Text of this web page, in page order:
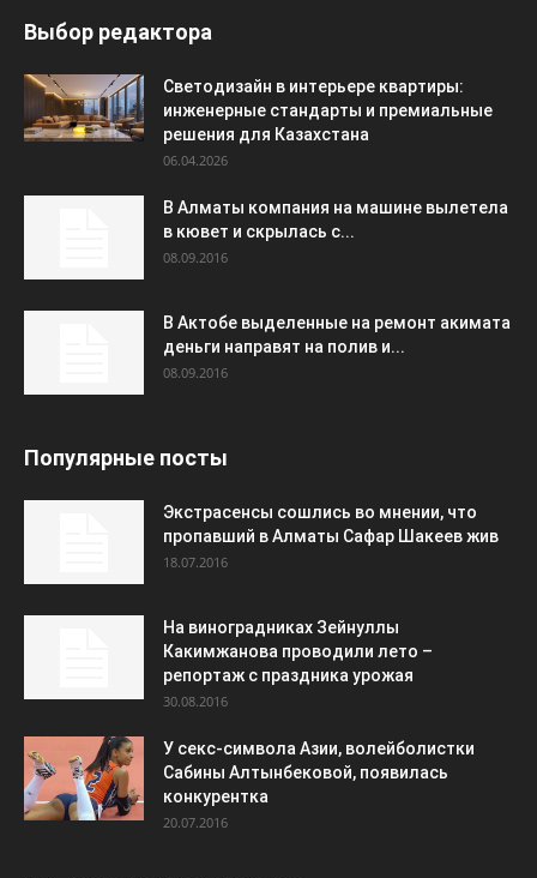
Выбор редактора
Светодизайн в интерьере квартиры:
инженерные стандарты и премиальные
решения для Казахстана
06.04.2026
В Алматы компания на машине вылетела
в кювет и скрылась с...
08.09.2016
В Актобе выделенные на ремонт акимата
деньги направят на полив и...
08.09.2016
Популярные посты
Экстрасенсы сошлись во мнении, что
пропавший в Алматы Сафар Шакеев жив
18.07.2016
На виноградниках Зейнуллы
Какимжанова проводили лето –
репортаж с праздника урожая
30.08.2016
У секс-символа Азии, волейболистки
Сабины Алтынбековой, появилась
конкурентка
20.07.2016